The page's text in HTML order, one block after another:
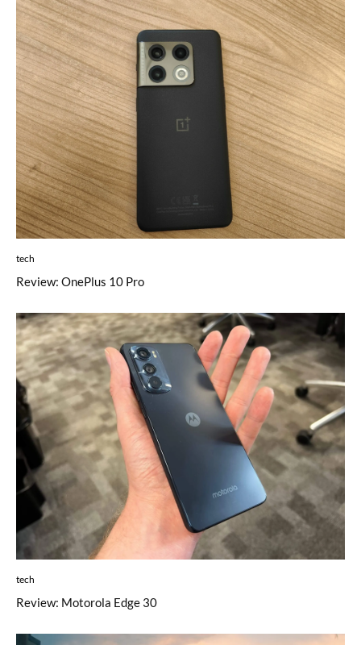
tech
Review: OnePlus 10 Pro
tech
Review: Motorola Edge 30